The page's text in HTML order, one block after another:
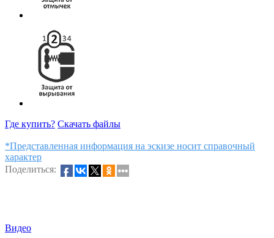
Где купить? Скачать файлы
*Представленная информация на эскизе носит справочный
характер
Поделиться:
Видео